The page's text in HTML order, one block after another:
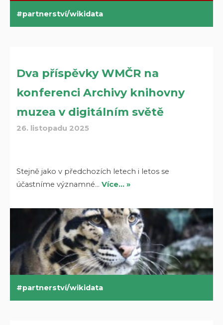
partnerství/wikidata
Dva příspěvky WMČR na
konferenci Archivy knihovny
muzea v digitálním světě
26. listopadu 2025
Stejně jako v předchozích letech i letos se
účastníme významné…Více… »
partnerství/wikidata